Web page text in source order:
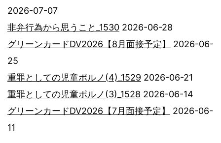
2026-07-07
非弁行為から思うこと_1530 2026-06-28
グリーンカードDV2026【8月面接予定】
2026-06-
25
重罪としての児童ポルノ(4)_1529 2026-06-21
重罪としての児童ポルノ(3)_1528 2026-06-14
グリーンカードDV2026【7月面接予定】
2026-06-
11